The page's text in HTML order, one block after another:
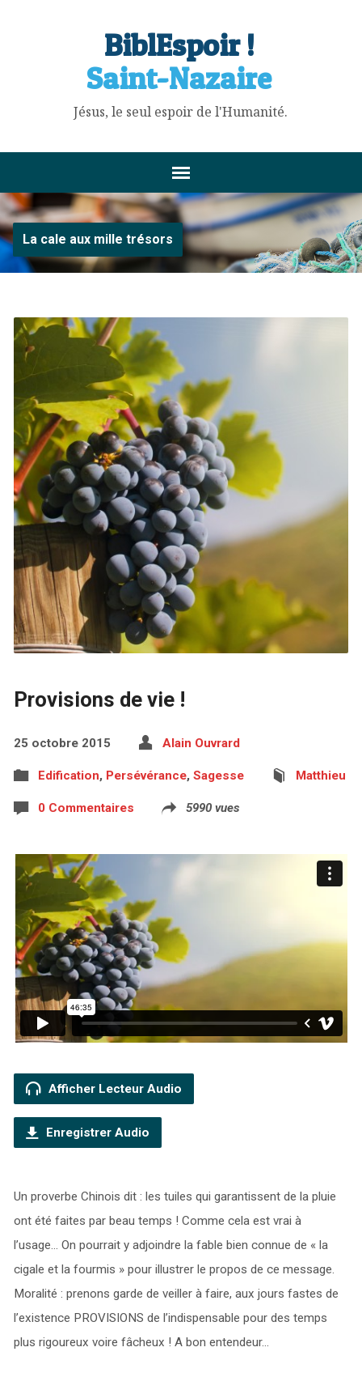
BiblEspoir !
Saint-Nazaire
Jésus, le seul espoir de l'Humanité.
La cale aux mille trésors
Provisions de vie !
25 octobre 2015 Alain Ouvrard
Edification, Persévérance, Sagesse Matthieu
0 Commentaires 5990 vues
Afficher Lecteur Audio
Enregistrer Audio
Un proverbe Chinois dit : les tuiles qui garantissent de la pluie
ont été faites par beau temps ! Comme cela est vrai à
l’usage… On pourrait y adjoindre la fable bien connue de « la
cigale et la fourmis » pour illustrer le propos de ce message.
Moralité : prenons garde de veiller à faire, aux jours fastes de
l’existence PROVISIONS de l’indispensable pour des temps
plus rigoureux voire fâcheux ! A bon entendeur…